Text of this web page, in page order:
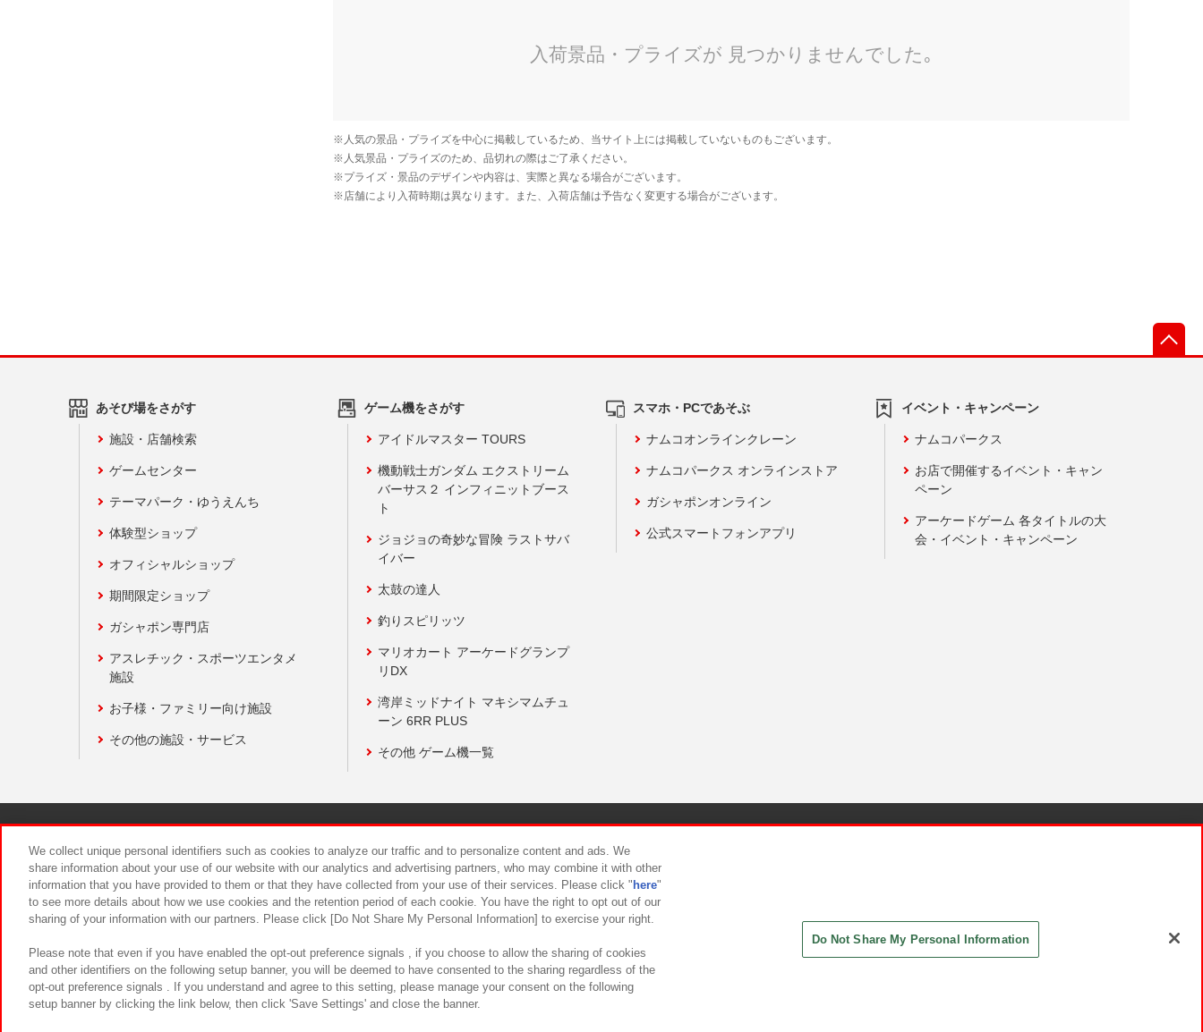
あそび場をさがす
施設・店舗検索
ゲームセンター
テーマパーク・ゆうえんち
体験型ショップ
オフィシャルショップ
期間限定ショップ
ガシャポン専門店
アスレチック・スポーツエンタメ
施設
お子様・ファミリー向け施設
その他の施設・サービス
ゲーム機をさがす
アイドルマスター TOURS
機動戦士ガンダム エクストリーム
バーサス２ インフィニットブース
ト
ジョジョの奇妙な冒険 ラストサバ
イバー
太鼓の達人
釣りスピリッツ
マリオカート アーケードグランプ
リDX
湾岸ミッドナイト マキシマムチュ
ーン 6RR PLUS
その他 ゲーム機一覧
スマホ・PCであそぶ
ナムコオンラインクレーン
ナムコパークス オンラインストア
ガシャポンオンライン
公式スマートフォンアプリ
イベント・キャンペーン
ナムコパークス
お店で開催するイベント・キャン
ペーン
アーケードゲーム 各タイトルの大
会・イベント・キャンペーン
食品のご提供について カスタマーハラスメント対応方針
We collect unique personal identifiers such as cookies to analyze our traffic and to personalize content and ads. We
share information about your use of our website with our analytics and advertising partners, who may combine it with other
information that you have provided to them or that they have collected from your use of their services. Please click " here"
to see more details about how we use cookies and the retention period of each cookie. You have the right to opt out of our
sharing of your information with our partners. Please click [Do Not Share My Personal Information] to exercise your right.
Please note that even if you have enabled the opt-out preference signals , if you choose to allow the sharing of cookies
and other identifiers on the following setup banner, you will be deemed to have consented to the sharing regardless of the
opt-out preference signals . If you understand and agree to this setting, please manage your consent on the following
setup banner by clicking the link below, then click 'Save Settings' and close the banner.
Do Not Share My Personal Information